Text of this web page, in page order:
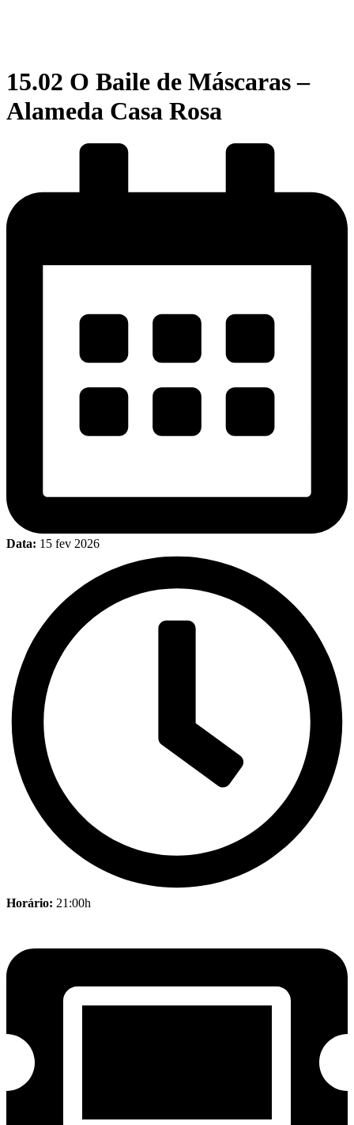
15.02 O Baile de Máscaras –
Alameda Casa Rosa
Data: 15 fev 2026
Horário: 21:00h